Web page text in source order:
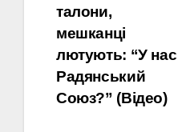
талони,
мешканці
лютують: “У нас
Радянський
Союз?” (Відео)